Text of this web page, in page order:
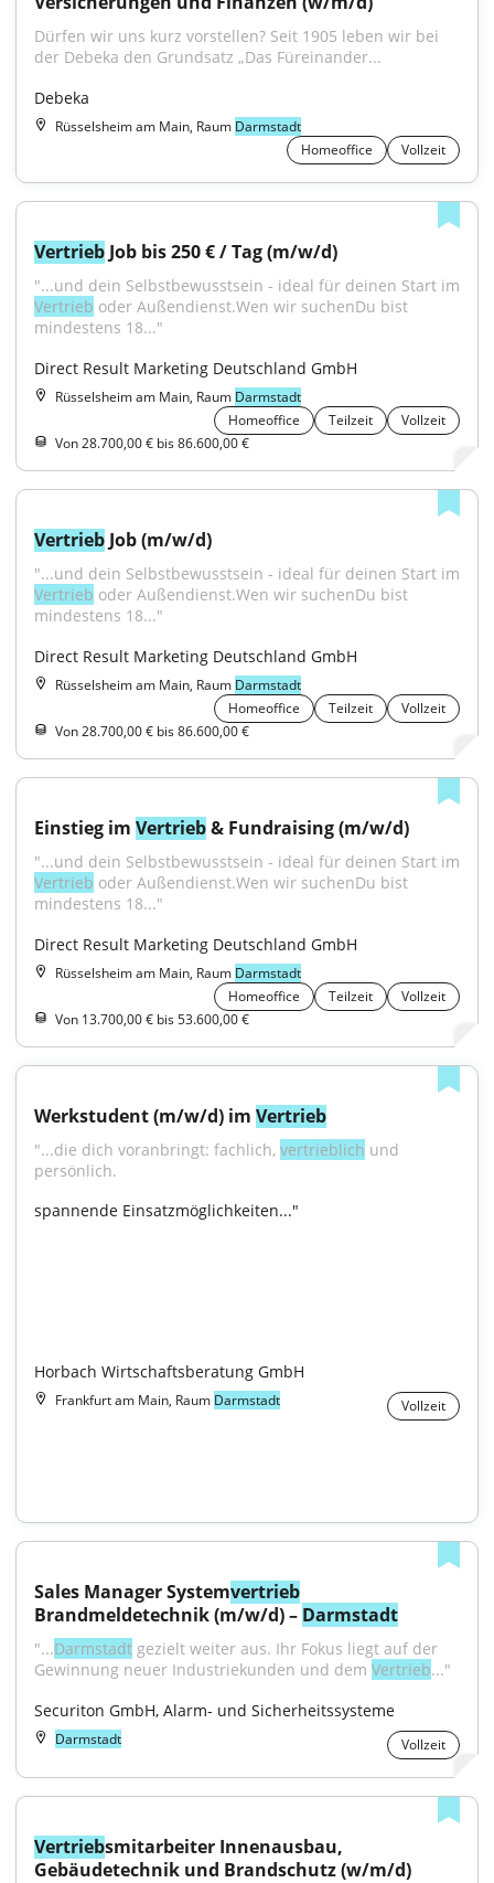
Dürfen wir uns kurz vorstellen? Seit 1905 leben wir bei
der Debeka den Grundsatz „Das Füreinander...
Debeka
Rüsselsheim am Main, Raum Darmstadt
Homeoffice
Vollzeit
Vertrieb Job bis 250 € / Tag (m/w/d)
Vertrieb oder Außendienst.Wen wir suchenDu bist
mindestens 18..."
Direct Result Marketing Deutschland GmbH
Rüsselsheim am Main, Raum Darmstadt
Homeoffice
Teilzeit
Vollzeit
Von 28.700,00 € bis 86.600,00 €
Vertrieb Job (m/w/d)
Vertrieb oder Außendienst.Wen wir suchenDu bist
mindestens 18..."
Direct Result Marketing Deutschland GmbH
Rüsselsheim am Main, Raum Darmstadt
Homeoffice
Teilzeit
Vollzeit
Von 28.700,00 € bis 86.600,00 €
Einstieg im Vertrieb & Fundraising (m/w/d)
Vertrieb oder Außendienst.Wen wir suchenDu bist
mindestens 18..."
Direct Result Marketing Deutschland GmbH
Rüsselsheim am Main, Raum Darmstadt
Homeoffice
Teilzeit
Vollzeit
Von 13.700,00 € bis 53.600,00 €
Werkstudent (m/w/d) im Vertrieb
"...die dich voranbringt: fachlich, vertrieblich und
persönlich.
spannende Einsatzmöglichkeiten..."
Horbach Wirtschaftsberatung GmbH
Frankfurt am Main, Raum Darmstadt Vollzeit
Sales Manager Systemvertrieb
Brandmeldetechnik (m/w/d) – Darmstadt
"...Darmstadt gezielt weiter aus. Ihr Fokus liegt auf der
Gewinnung neuer Industriekunden und dem Vertrieb..."
Securiton GmbH, Alarm- und Sicherheitssysteme
Darmstadt Vollzeit
Vertriebsmitarbeiter Innenausbau,
Gebäudetechnik und Brandschutz (w/m/d)